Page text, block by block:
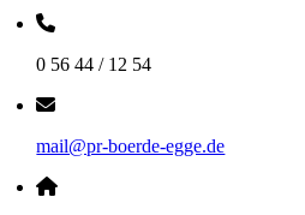
0 56 44 / 12 54
mail@pr-boerde-egge.de